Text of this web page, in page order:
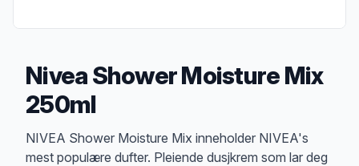
Nivea Shower Moisture Mix
250ml
Produktbeskrivelse
NIVEA Shower Moisture Mix inneholder NIVEA's
mest populære dufter. Pleiende dusjkrem som lar deg